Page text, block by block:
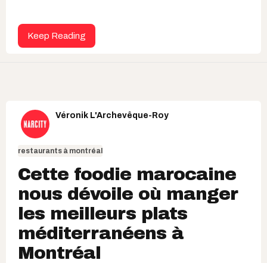
Keep Reading
Véronik L'Archevêque-Roy
restaurants à montréal
Cette foodie marocaine
nous dévoile où manger
les meilleurs plats
méditerranéens à
Montréal